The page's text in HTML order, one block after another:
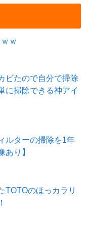
ｗ
ビたので自分で掃除
に掃除できる神アイ
ルターの掃除を1年
り】
TOTOのほっカラリ